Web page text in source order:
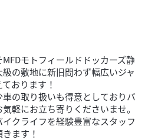
モトフィールドドッカーズ静
の敷地に新旧問わず幅広いジャ
おります！
の取り扱いも得意としておりバ
軽にお立ち寄りくださいませ。
クライフを経験豊富なスタッフ
ます！